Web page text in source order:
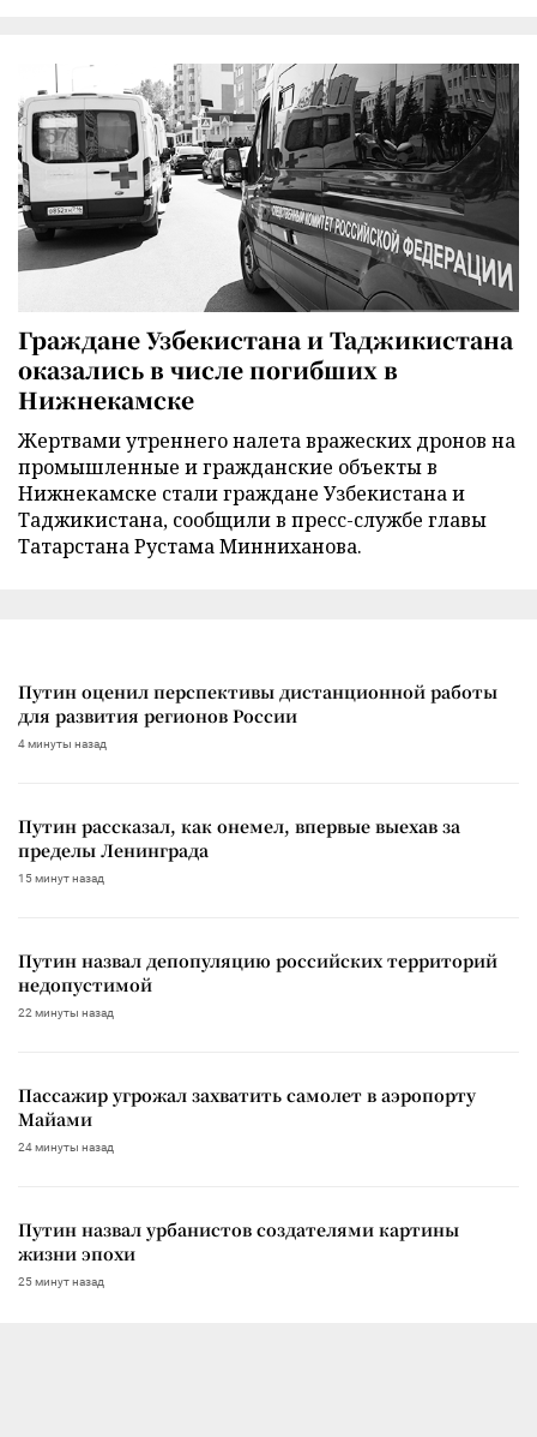
Граждане Узбекистана и Таджикистана
оказались в числе погибших в
Нижнекамске
Жертвами утреннего налета вражеских дронов на
промышленные и гражданские объекты в
Нижнекамске стали граждане Узбекистана и
Таджикистана, сообщили в пресс-службе главы
Татарстана Рустама Минниханова.
Путин оценил перспективы дистанционной работы
для развития регионов России
4 минуты назад
Путин рассказал, как онемел, впервые выехав за
пределы Ленинграда
15 минут назад
Путин назвал депопуляцию российских территорий
недопустимой
22 минуты назад
Пассажир угрожал захватить самолет в аэропорту
Майами
24 минуты назад
Путин назвал урбанистов создателями картины
жизни эпохи
25 минут назад